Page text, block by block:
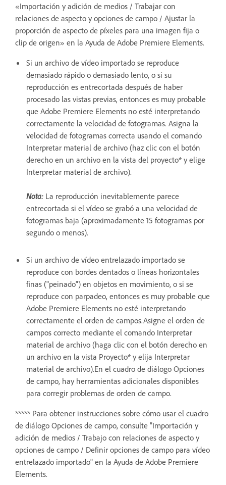
«Importación y adición de medios / Trabajar con
relaciones de aspecto y opciones de campo / Ajustar la
proporción de aspecto de píxeles para una imagen fija o
clip de origen» en la Ayuda de Adobe Premiere Elements.
Si un archivo de vídeo importado se reproduce
demasiado rápido o demasiado lento, o si su
reproducción es entrecortada después de haber
procesado las vistas previas, entonces es muy probable
que Adobe Premiere Elements no esté interpretando
correctamente la velocidad de fotogramas. Asigna la
velocidad de fotogramas correcta usando el comando
Interpretar material de archivo (haz clic con el botón
derecho en un archivo en la vista del proyecto* y elige
Interpretar material de archivo).
Nota: La reproducción inevitablemente parece
entrecortada si el vídeo se grabó a una velocidad de
fotogramas baja (aproximadamente 15 fotogramas por
segundo o menos).
Si un archivo de vídeo entrelazado importado se
reproduce con bordes dentados o líneas horizontales
finas ("peinado") en objetos en movimiento, o si se
reproduce con parpadeo, entonces es muy probable que
Adobe Premiere Elements no esté interpretando
correctamente el orden de campos.Asigne el orden de
campos correcto mediante el comando Interpretar
material de archivo (haga clic con el botón derecho en
un archivo en la vista Proyecto* y elija Interpretar
material de archivo).En el cuadro de diálogo Opciones
de campo, hay herramientas adicionales disponibles
para corregir problemas de orden de campo.
***** Para obtener instrucciones sobre cómo usar el cuadro
de diálogo Opciones de campo, consulte "Importación y
adición de medios / Trabajo con relaciones de aspecto y
opciones de campo / Definir opciones de campo para vídeo
entrelazado importado" en la Ayuda de Adobe Premiere
Elements.